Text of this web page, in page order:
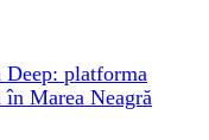
platforma
Marea Neagră